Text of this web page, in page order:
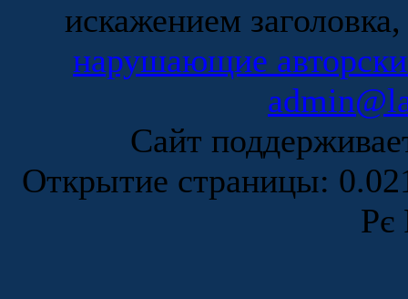
искажением
нарушающие
Сайт
Открытие страницы:
Рє